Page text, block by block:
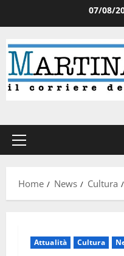
07/08/
Home News Cultura
Attualità Cultura